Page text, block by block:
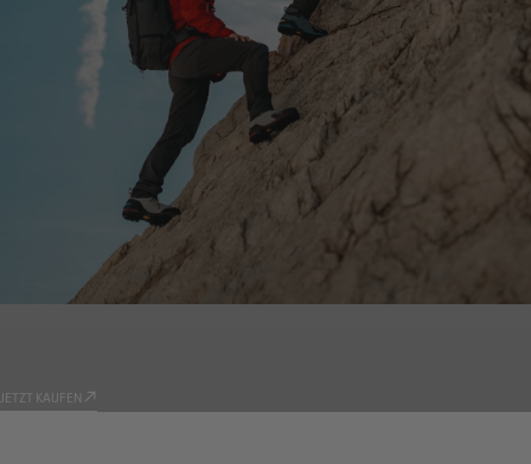
JETZT KAUFEN